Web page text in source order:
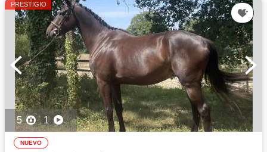
PRESTIGIO
5 1
NUEVO